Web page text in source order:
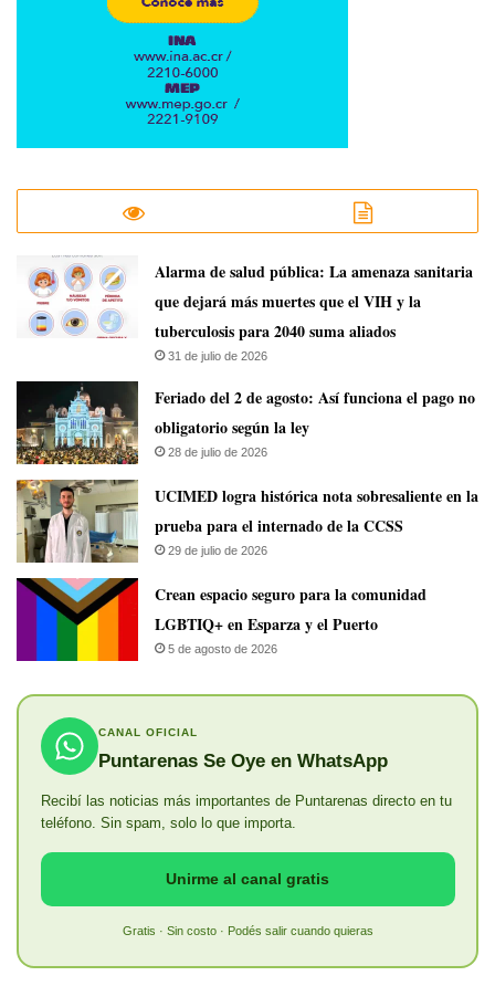
​Alarma de salud pública: La amenaza sanitaria
que dejará más muertes que el VIH y la
tuberculosis para 2040 suma aliados
31 de julio de 2026
Feriado del 2 de agosto: Así funciona el pago no
obligatorio según la ley
28 de julio de 2026
UCIMED logra histórica nota sobresaliente en la
prueba para el internado de la CCSS
29 de julio de 2026
Crean espacio seguro para la comunidad
LGBTIQ+ en Esparza y el Puerto
5 de agosto de 2026
CANAL OFICIAL
Puntarenas Se Oye en WhatsApp
Recibí las noticias más importantes de Puntarenas directo en tu
teléfono. Sin spam, solo lo que importa.
Unirme al canal gratis
Gratis · Sin costo · Podés salir cuando quieras